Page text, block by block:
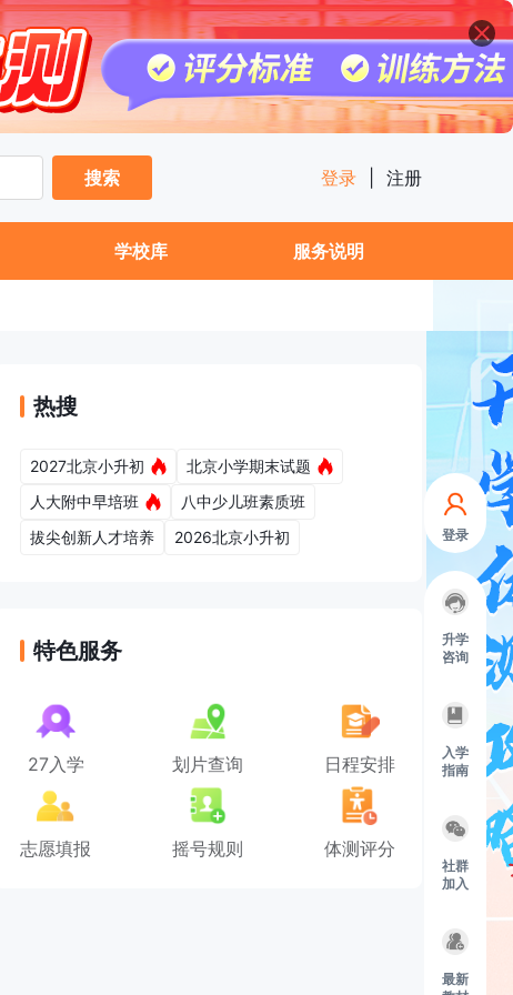
登录
升学
咨询
入学
指南
社群
加入
最新
搜索
登录 注册
学校库 服务说明
热搜
2027北京小升初
北京小学期末试题
人大附中早培班
八中少儿班素质班
拔尖创新人才培养
2026北京小升初
特色服务
27入学 划片查询 日程安排
志愿填报 摇号规则 体测评分